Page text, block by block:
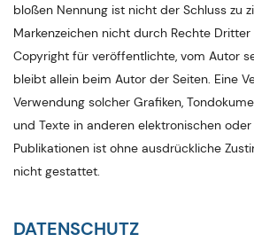
bloßen Nennung ist nicht der Schluss zu
Markenzeichen nicht durch Rechte
Copyright für veröffentlichte, vom Autor
bleibt allein beim Autor der Seiten. Eine
Verwendung solcher Grafiken,
und Texte in anderen elektronischen
Publikationen ist ohne ausdrückliche
nicht gestattet.
DATENSCHUTZ